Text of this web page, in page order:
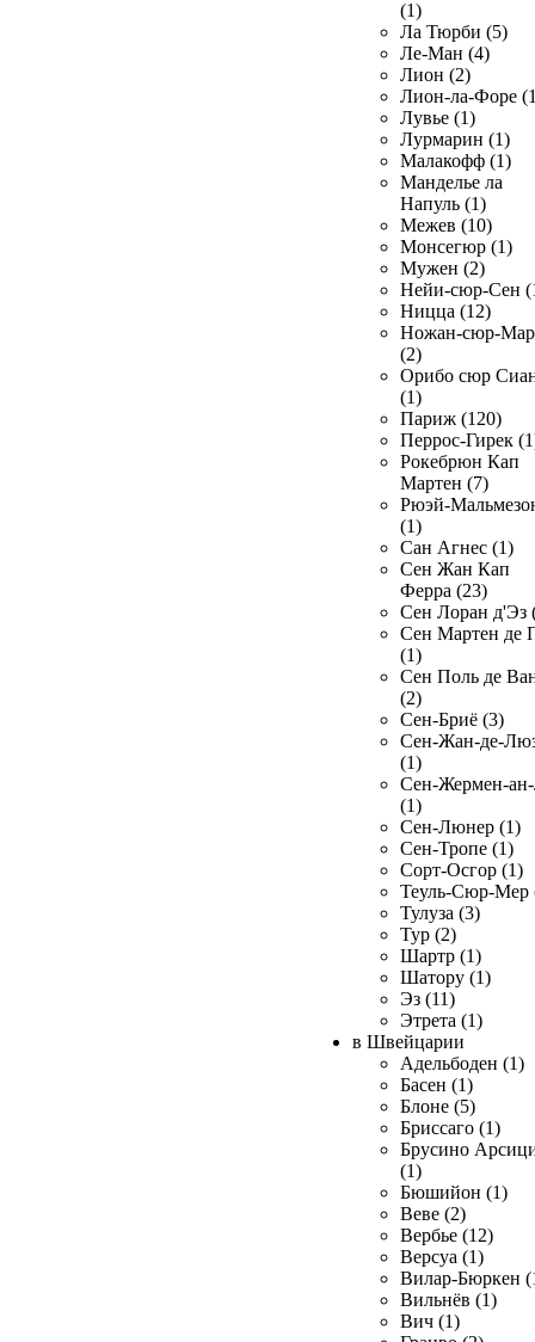
(1)
Ла Тюрби (5)
Ле-Ман (4)
Лион (2)
Лион-ла-Форе
Лувье (1)
Лурмарин (1)
Малакофф (1)
Манделье ла
Напуль (1)
Межев (10)
Монсегюр (1)
Мужен (2)
Нейи-сюр-Сен
Ницца (12)
Ножан-сюр-
(2)
Орибо сюр
(1)
Париж (120)
Перрос-Гирек
Рокебрюн Кап
Мартен (7)
Рюэй-
(1)
Сан Агнес (1)
Сен Жан Кап
Ферра (23)
Сен Лоран д'Эз
Сен Мартен де
(1)
Сен Поль де
(2)
Сен-Бриё (3)
Сен-Жан-де-
(1)
Сен-Жермен-
(1)
Сен-Люнер (1)
Сен-Тропе (1)
Сорт-Осгор (1)
Теуль-Сюр-Мер
Тулуза (3)
Тур (2)
Шартр (1)
Шатору (1)
Эз (11)
Этрета (1)
в Швейцарии
Адельбоден (1)
Басен (1)
Блоне (5)
Бриссаго (1)
Брусино
(1)
Бюшийон (1)
Веве (2)
Вербье (12)
Версуа (1)
Вилар-Бюркен
Вильнёв (1)
Вич (1)